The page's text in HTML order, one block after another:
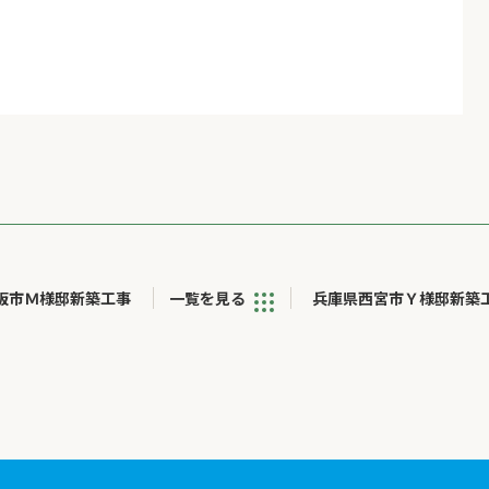
市Ｍ様邸新築工事 一覧を見る 兵庫県西宮市Ｙ様邸新築